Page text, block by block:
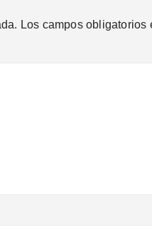
Los campos